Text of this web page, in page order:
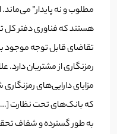
مطلوب و نه پایدار”
هستند که فناوری دفتر
تقاضای قابل توجه موجود
رمزنگاری از مشتریان دارد.
مزایای دارایی‌های
که بانک‌های تحت نظارت […]
به طور گسترده و شفاف